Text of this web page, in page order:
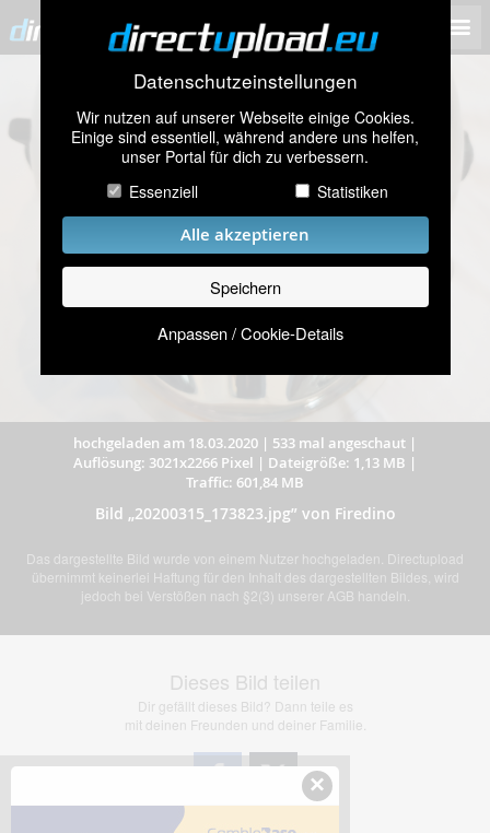
Datenschutzeinstellungen
Wir nutzen auf unserer Webseite einige Cookies.
Einige sind essentiell, während andere uns helfen,
unser Portal für dich zu verbessern.
Essenziell
Statistiken
Alle akzeptieren
Speichern
Anpassen / Cookie-Details
hochgeladen am 18.03.2020 | 533 mal angeschaut |
Auflösung: 3021x2266 Pixel | Dateigröße: 1,13 MB |
Traffic: 601,84 MB
Bild „20200315_173823.jpg” von Firedino
Das dargestellte Bild wurde von einem Nutzer hochgeladen. Directupload
übernimmt keinerlei Haftung für den Inhalt des dargestellten Bildes, wird
jedoch bei Verstößen nach §2(3) unserer AGB handeln.
Dieses Bild teilen
Dir gefällt dieses Bild? Dann teile es
mit deinen Freunden und deiner Familie.
×